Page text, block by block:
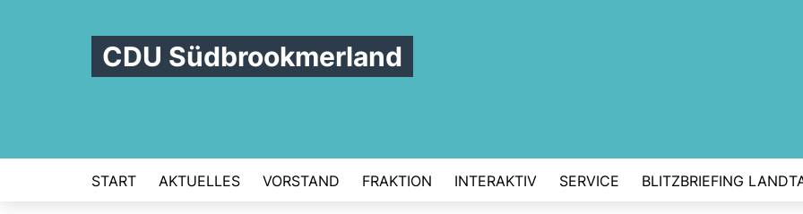
CDU Südbrookmerland
START AKTUELLES VORSTAND FRAKTION INTERAKTIV SERVICE BLITZBRIEFING